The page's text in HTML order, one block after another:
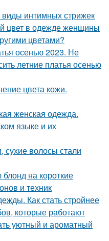
интимных стрижек
цвет в одежде женщины
цветами?
осенью 2023. Не
летние платья осенью
цвета кожи.
женская одежда.
языке и их
сухие волосы стали
на короткие
и техник
Как стать стройнее
которые работают
уютный и ароматный